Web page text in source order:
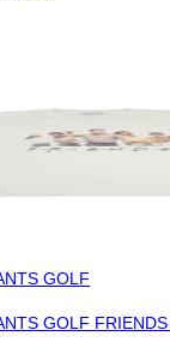
GOLF
GOLF